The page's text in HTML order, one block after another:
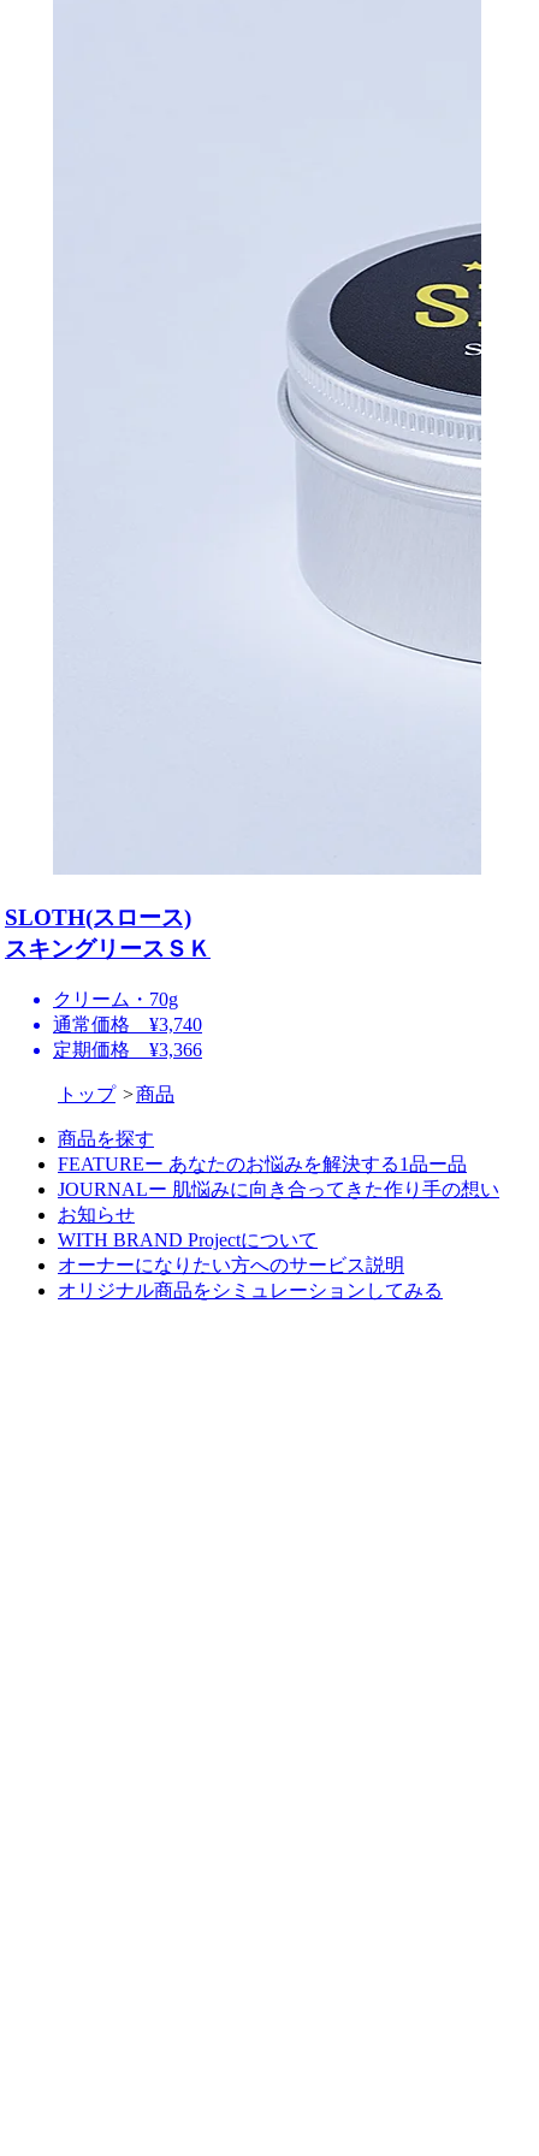
SLOTH(スロース)
スキングリースＳＫ
クリーム・70g
通常価格 ¥3,740
定期価格 ¥3,366
トップ 商品
商品を探す
FEATUREー あなたのお悩みを解決する1品ー品
JOURNALー 肌悩みに向き合ってきた作り手の想い
お知らせ
WITH BRAND Projectについて
オーナーになりたい方へのサービス説明
オリジナル商品をシミュレーションしてみる